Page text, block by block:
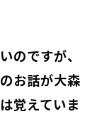
ですが、
お話が大森
覚えていま